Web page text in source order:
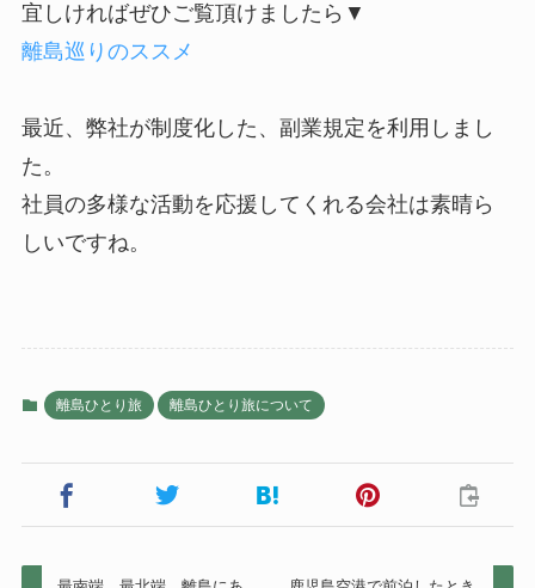
宜しければぜひご覧頂けましたら▼
離島巡りのススメ
最近、弊社が制度化した、副業規定を利用しまし
た。
社員の多様な活動を応援してくれる会社は素晴ら
しいですね。
離島ひとり旅 離島ひとり旅について